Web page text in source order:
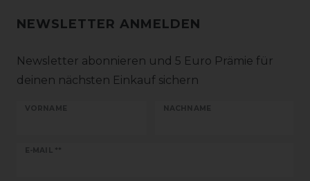
NEWSLETTER ANMELDEN
Newsletter abonnieren und 5 Euro Prämie für
deinen nächsten Einkauf sichern
VORNAME NACHNAME
E-MAIL **
Newsletter